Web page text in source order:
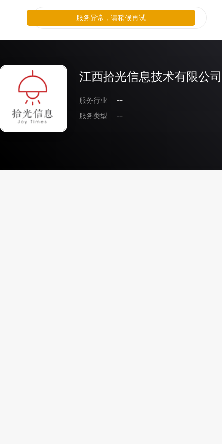
江西拾光信息技术有限公司
服务行业
--
服务类型
--
服务异常，请稍候再试